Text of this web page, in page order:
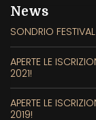
News
SONDRIO
APERTE LE
2021!
APERTE LE
2019!